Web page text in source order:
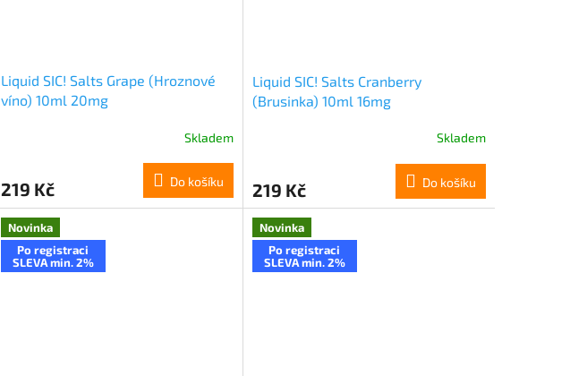
Liquid SIC! Salts Grape (Hroznové
víno) 10ml 20mg
Skladem
219 Kč Do košíku
Liquid SIC! Salts Cranberry
(Brusinka) 10ml 16mg
Skladem
219 Kč Do košíku
Novinka
Po registraci
SLEVA min. 2%
Novinka
Po registraci
SLEVA min. 2%